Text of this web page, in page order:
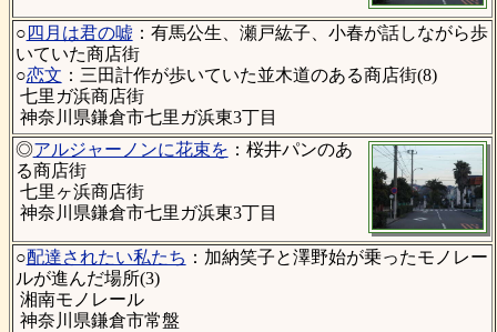
○ 四月は君の嘘 ：有馬公生、瀬戸紘子、小春が話しながら歩
いていた商店街
○恋文 ：三田計作が歩いていた並木道のある商店街(8)
七里ガ浜商店街
神奈川県鎌倉市七里ガ浜東3丁目
◎アルジャーノンに花束を ：桜井パンのあ
る商店街
七里ヶ浜商店街
神奈川県鎌倉市七里ガ浜東3丁目
○配達されたい私たち ：加納笑子と澤野始が乗ったモノレー
ルが進んだ場所(3)
湘南モノレール
神奈川県鎌倉市常盤